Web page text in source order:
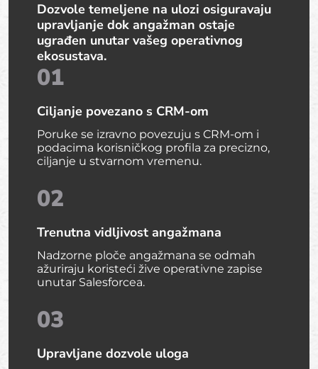
Dozvole temeljene na ulozi osiguravaju
upravljanje dok angažman ostaje
ugrađen unutar vašeg operativnog
ekosustava.
01
Ciljanje povezano s CRM-om
Poruke se izravno povezuju s CRM-om i
podacima korisničkog profila za precizno,
ciljanje u stvarnom vremenu.
02
Trenutna vidljivost angažmana
Nadzorne ploče angažmana se odmah
ažuriraju koristeći žive operativne zapise
unutar Salesforcea.
03
Upravljane dozvole uloga